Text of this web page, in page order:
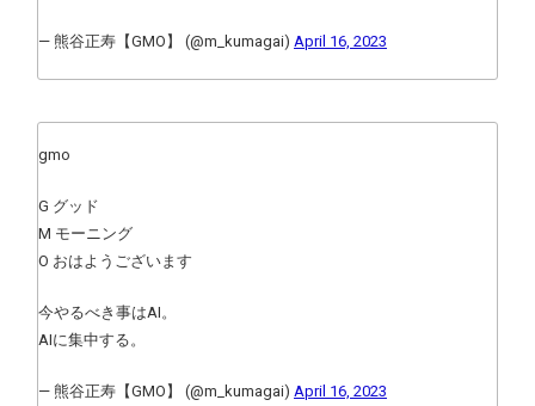
— 熊谷正寿【GMO】 (@m_kumagai) April 16, 2023
gmo
G グッド
M モーニング
O おはようございます
今やるべき事はAI。
AIに集中する。
— 熊谷正寿【GMO】 (@m_kumagai) April 16, 2023